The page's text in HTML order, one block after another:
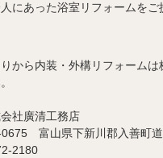
にあった浴室リフォームをご
から内装・外構リフォーム
社廣清工務店
富山県下新川郡入善町
2180